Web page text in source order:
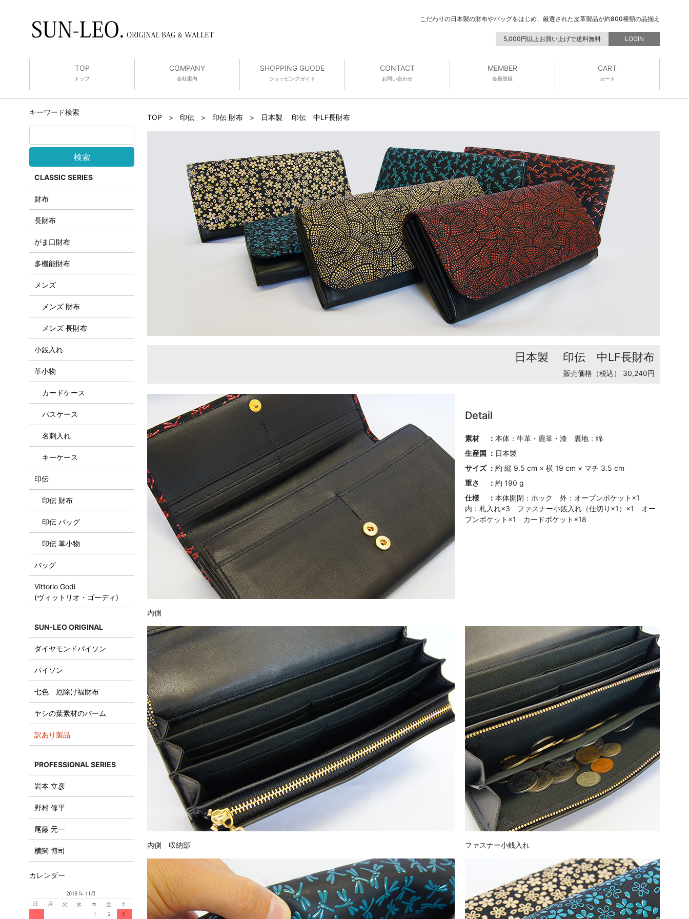
こだわりの日本製の財布やバッグをはじめ、厳選された皮革製品が約800種類の品揃え
5,000円以上お買い上げで送料無料 LOGIN
TOP
トップ
COMPANY
会社案内
SHOPPING GUODE
ショッピングガイド
CONTACT
お問い合わせ
MEMBER
会員登録
CART
カート
キーワード検索
検索
CLASSIC SERIES
財布
長財布
がま口財布
多機能財布
メンズ
メンズ 財布
メンズ 長財布
小銭入れ
革小物
カードケース
パスケース
名刺入れ
キーケース
印伝
印伝 財布
印伝 バッグ
印伝 革小物
バッグ
Vittorio Godi
(ヴィットリオ・ゴーディ)
SUN-LEO ORIGINAL
ダイヤモンドパイソン
パイソン
七色 厄除け福財布
ヤシの葉素材のパーム
訳あり製品
PROFESSIONAL SERIES
岩本 立彦
野村 修平
尾藤 元一
横関 博司
カレンダー
TOP > 印伝 > 印伝 財布 > 日本製 印伝 中LF長財布
日本製 印伝 中LF長財布
販売価格（税込） 30,240円
内側
Detail
素材 ： 本体：牛革・鹿革・漆 裏地：綿
生産国 ： 日本製
サイズ ： 約 縦 9.5 cm × 横 19 cm × マチ 3.5 cm
重さ ： 約 190 g
仕様 ： 本体開閉：ホック 外：オープンポケット×1
内：札入れ×3 ファスナー小銭入れ（仕切り×1）×1 オー
プンポケット×1 カードポケット×18
内側 収納部 ファスナー小銭入れ